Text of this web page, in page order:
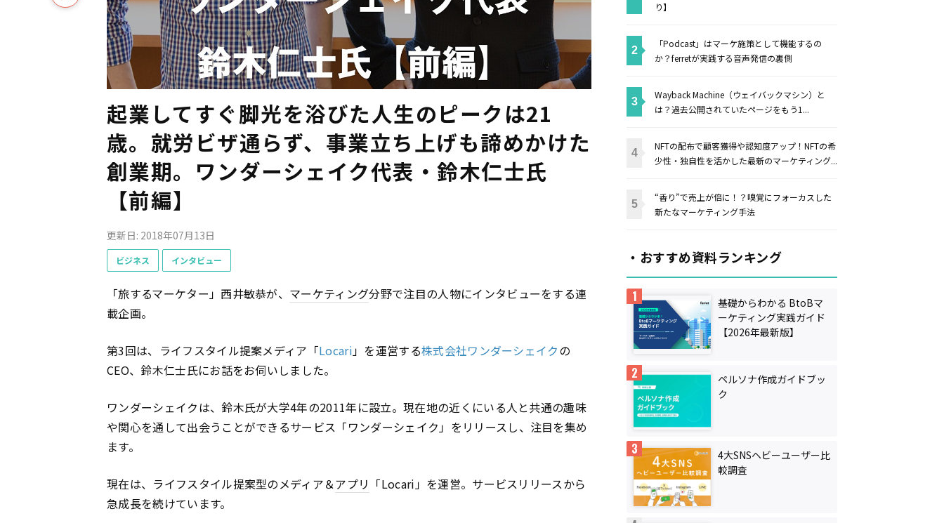
起業してすぐ脚光を浴びた人生のピークは21
歳。就労ビザ通らず、事業立ち上げも諦めかけた
創業期。ワンダーシェイク代表・鈴木仁士氏
【前編】
更新日: 2018年07月13日
ビジネス インタビュー
「旅するマーケター」西井敏恭が、 マーケティング分野で注目の人物にインタビューをする連
載企画。
第3回は、ライフスタイル提案メディア「Locari」を運営する株式会社ワンダーシェイクの
CEO、鈴木仁士氏にお話をお伺いしました。
ワンダーシェイクは、鈴木氏が大学4年の2011年に設立。現在地の近くにいる人と共通の趣味
や関心を通して出会うことができるサービス「ワンダーシェイク」をリリースし、注目を集め
ます。
現在は、ライフスタイル提案型のメディア＆アプリ 「Locari」を運営。サービスリリースから
急成長を続けています。
り】
「Podcast」はマーケ施策として機能するの
か？ferretが実践する音声発信の裏側
Wayback Machine（ウェイバックマシン）と
は？過去公開されていたページをもう1...
NFTの配布で顧客獲得や認知度アップ！NFTの希
少性・独自性を活かした最新のマーケティング...
“香り”で売上が倍に！？嗅覚にフォーカスした
新たなマーケティング手法
・おすすめ資料ランキング
基礎からわかる BtoBマ
ーケティング実践ガイド
【2026年最新版】
ペルソナ作成ガイドブッ
ク
4大SNSヘビーユーザー比
較調査